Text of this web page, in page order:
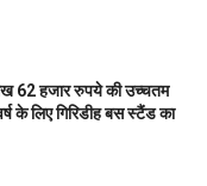
62 हजार रुपये की उच्चतम
के लिए गिरिडीह बस स्टैंड का